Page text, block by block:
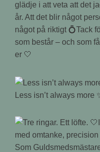
glädje i att veta att det
år. Att det blir något
något på riktigt 💍Tack
som består – och som
er 🤍
Less isn’t always more